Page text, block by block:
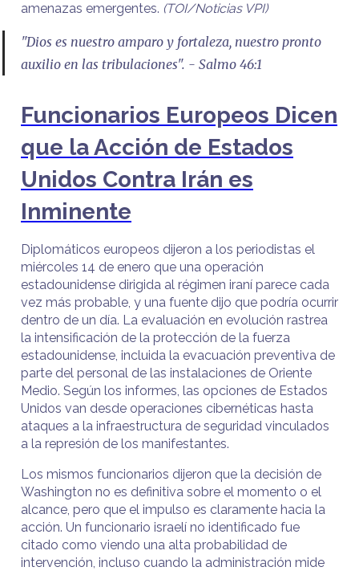
amenazas emergentes. (TOI/Noticias VPI)
"Dios es nuestro amparo y fortaleza, nuestro pronto
auxilio en las tribulaciones". - Salmo 46:1
Funcionarios Europeos Dicen
que la Acción de Estados
Unidos Contra Irán es
Inminente
Diplomáticos europeos dijeron a los periodistas el
miércoles 14 de enero que una operación
estadounidense dirigida al régimen iraní parece cada
vez más probable, y una fuente dijo que podría ocurrir
dentro de un día. La evaluación en evolución rastrea
la intensificación de la protección de la fuerza
estadounidense, incluida la evacuación preventiva de
parte del personal de las instalaciones de Oriente
Medio. Según los informes, las opciones de Estados
Unidos van desde operaciones cibernéticas hasta
ataques a la infraestructura de seguridad vinculados
a la represión de los manifestantes.
Los mismos funcionarios dijeron que la decisión de
Washington no es definitiva sobre el momento o el
alcance, pero que el impulso es claramente hacia la
acción. Un funcionario israelí no identificado fue
citado como viendo una alta probabilidad de
intervención, incluso cuando la administración mide